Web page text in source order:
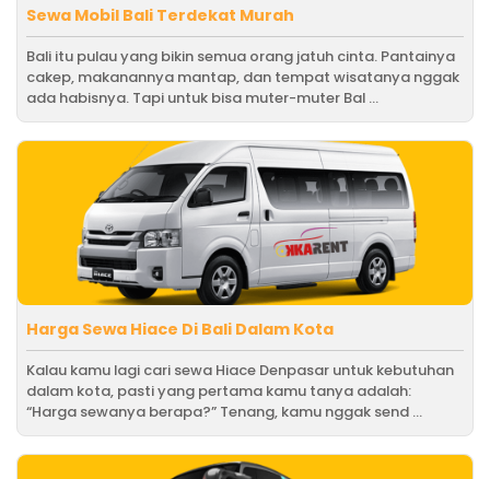
Sewa Mobil Bali Terdekat Murah
Bali itu pulau yang bikin semua orang jatuh cinta. Pantainya
cakep, makanannya mantap, dan tempat wisatanya nggak
ada habisnya. Tapi untuk bisa muter-muter Bal ...
Harga Sewa Hiace Di Bali Dalam Kota
Kalau kamu lagi cari sewa Hiace Denpasar untuk kebutuhan
dalam kota, pasti yang pertama kamu tanya adalah:
“Harga sewanya berapa?” Tenang, kamu nggak send ...